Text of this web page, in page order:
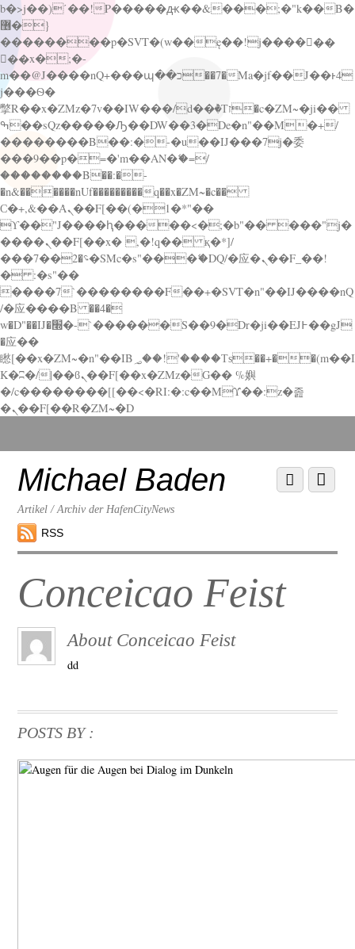
b�>j��)΄��!P�����ԫ��&���;�"k��B�
޶�}
��������p�SVT�(w��ę��!j������
��x�;�-
m��@J����nQ+���պ��כ��7�Ma�jf��J��ͱ4
j���Ѳ�
撆R��x�ZMz�7v��IW���/d��ٞ�Тז�c�ZM~�ji��
ߒ��sQz�����Ԡ��DW��3�De�n"��M�+/
��������B��:�-�u��IJ���7j�委
���9��p�=�'m��AN�ޭ�=/
��������B��:�-
�n&������nUf���������q��x�ZM~�c��
Ϲ�+,&��Ὰܢ��F[��(�1�*"��
ϒ��"J����ԧ�����<�;�b"�� ���"j�
����ܢ��F[��x� ,�!q�� қ�*]/
���؝�2��7�SMc�s"���ޭ�DQ/�应�ܢ��F_��!
� :�s"��
����7`��������F��+�SVT�n"��IJ����nQ
/�应����B ��4�
w�D"��IJ�׭�-`������S��9�Dr�ji��EJ߅��gJ
�应��
矁[��x�ZM~�n"��IB؃��!'����Тѕ��+��(m��I
K�ʭ�/|��ϐܢ��F[��x�ZMz�G�� %嬩
�/c��������[[��<�RI:�:c��MΎ��:z�졾
�ܢ��F[��R�ZM~�D
down
contentMichael Baden
Artikel / Archiv der HafenCityNews
RSS
Menu
Scroll
down
Conceicao Feist
About Conceicao Feist
dd
POSTS BY :